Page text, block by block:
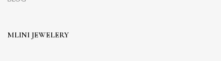
MLINI JEWELERY